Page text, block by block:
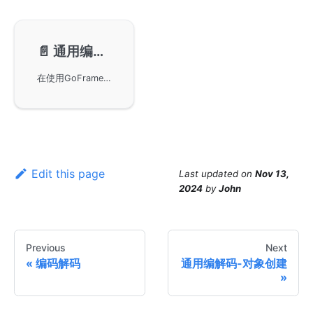
📄️ 通用编解码-FAQ
在使用GoFrame框架处理JSON数据时可能遇到的大数字精度丢失问题，并提供了具体的解决方案示例代码。通过调整gjson选项，可以避免精度丢失，确保数据的准确性。同时，文中还提供了相关链接供进一步参考。
Edit this page Last updated on Nov 13,
2024 byJohn
Previous
编码解码
Next
通用编解码-对象创建